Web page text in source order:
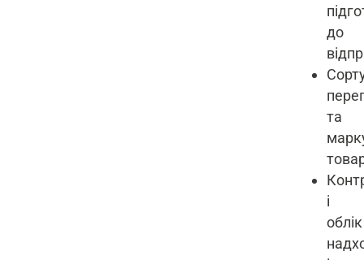
до
та
і
облік